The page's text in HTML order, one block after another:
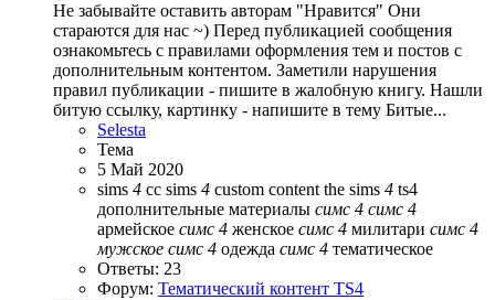
Не забывайте оставить авторам "Нравится" Они
стараются для нас ~) Перед публикацией сообщения
ознакомьтесь с правилами оформления тем и постов с
дополнительным контентом. Заметили нарушения
правил публикации - пишите в жалобную книгу. Нашли
битую ссылку, картинку - напишите в тему Битые...
Selesta
Тема
5 Май 2020
sims 4 cc sims 4 custom content the sims 4 ts4
дополнительные материалы симс 4 симс 4
армейское симс 4 женское симс 4 милитари симс 4
мужское симс 4 одежда симс 4 тематическое
Ответы: 23
Форум: Тематический контент TS4